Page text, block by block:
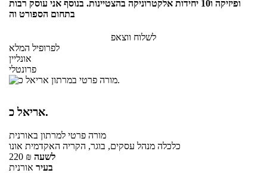
ופיזיקה ו10 יחידות אלקטרוניקה בהצטיינות. בנוסף אני עוסק רבות
בתחום הספורט וה
לשלוח ווצאפ
לפרופיל המלא
אונליין
פרונטלי
אריאל כ.
מורה פרטי למרתון באורנית
כלכלה מנהל עסקים, בוגר, הקריה האקדמית אונו
220 ₪ לשעה
בעיר אורנית